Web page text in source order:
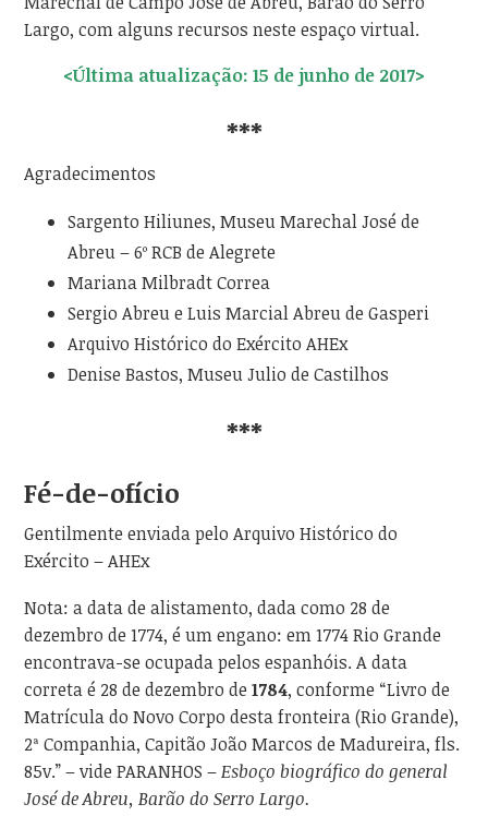
Largo, com alguns recursos neste espaço virtual.
<Última atualização: 15 de junho de 2017>
***
Agradecimentos
Sargento Hiliunes, Museu Marechal José de
Abreu – 6º RCB de Alegrete
Mariana Milbradt Correa
Sergio Abreu e Luis Marcial Abreu de Gasperi
Arquivo Histórico do Exército AHEx
Denise Bastos, Museu Julio de Castilhos
***
Fé-de-ofício
Gentilmente enviada pelo Arquivo Histórico do
Exército – AHEx
Nota: a data de alistamento, dada como 28 de
dezembro de 1774, é um engano: em 1774 Rio Grande
encontrava-se ocupada pelos espanhóis. A data
correta é 28 de dezembro de1784, conforme “Livro de
Matrícula do Novo Corpo desta fronteira (Rio Grande),
2ª Companhia, Capitão João Marcos de Madureira, fls.
85v.” – vide PARANHOS –Esboço biográfico do general
José de Abreu, Barão do Serro Largo.